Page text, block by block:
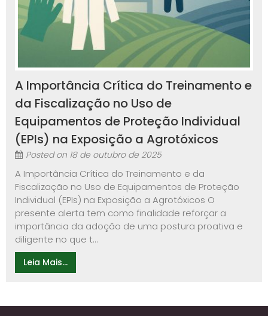
A Importância Crítica do Treinamento e
da Fiscalização no Uso de
Equipamentos de Proteção Individual
(EPIs) na Exposição a Agrotóxicos
Posted on 18 de outubro de 2025
A Importância Crítica do Treinamento e da
Fiscalização no Uso de Equipamentos de Proteção
Individual (EPIs) na Exposição a Agrotóxicos O
presente alerta tem como finalidade reforçar a
importância da adoção de uma postura proativa e
diligente no que t...
Leia Mais...